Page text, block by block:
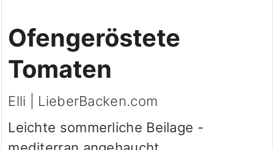
Ofengeröstete
Tomaten
Elli | LieberBacken.com
Leichte sommerliche Beilage -